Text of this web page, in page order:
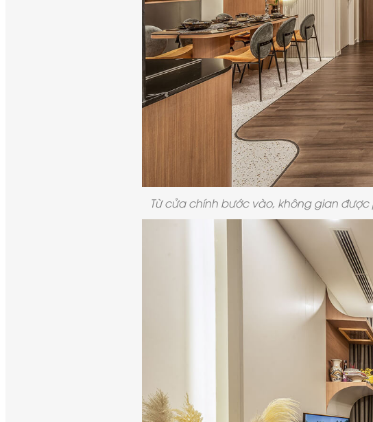
Từ cửa chính bước vào, không gian